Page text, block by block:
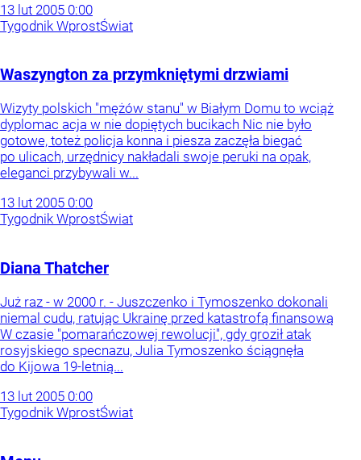
13 lut 2005 0:00
Tygodnik WprostŚwiat
Waszyngton za przymkniętymi drzwiami
Wizyty polskich "mężów stanu" w Białym Domu to wciąż
dyplomac acja w nie dopiętych bucikach Nic nie było
gotowe, toteż policja konna i piesza zaczęła biegać
po ulicach, urzędnicy nakładali swoje peruki na opak,
eleganci przybywali w...
13 lut 2005 0:00
Tygodnik WprostŚwiat
Diana Thatcher
Już raz - w 2000 r. - Juszczenko i Tymoszenko dokonali
niemal cudu, ratując Ukrainę przed katastrofą finansową
W czasie "pomarańczowej rewolucji", gdy groził atak
rosyjskiego specnazu, Julia Tymoszenko ściągnęła
do Kijowa 19-letnią...
13 lut 2005 0:00
Tygodnik WprostŚwiat